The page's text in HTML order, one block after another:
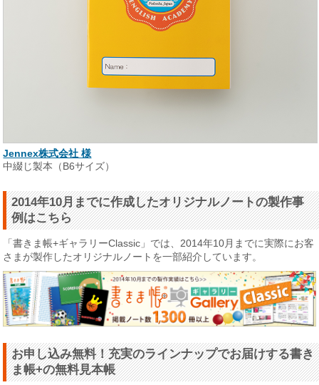
Jennex株式会社 様
中綴じ製本（B6サイズ）
2014年10月までに作成したオリジナルノートの製作事
例はこちら
「書きま帳+ギャラリーClassic」では、2014年10月までに実際にお客
さまが製作したオリジナルノートを一部紹介しています。
お申し込み無料！充実のラインナップでお届けする書き
ま帳+の無料見本帳